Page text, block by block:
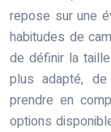
repose sur une
habitudes de
de définir la
plus adapté,
prendre en
options